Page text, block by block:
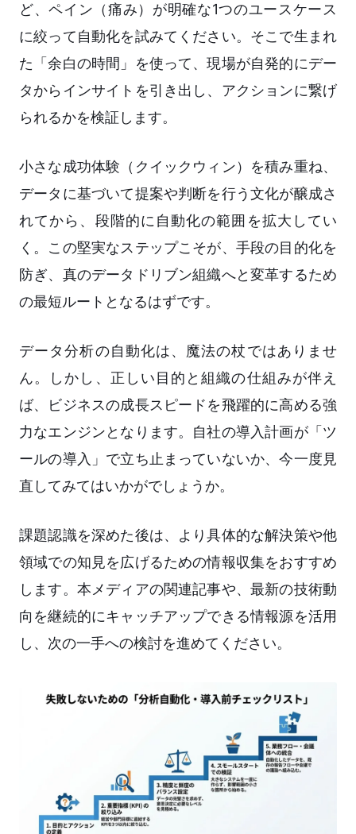
ど、ペイン（痛み）が明確な1つのユースケース
に絞って自動化を試みてください。そこで生まれ
た「余白の時間」を使って、現場が自発的にデー
タからインサイトを引き出し、アクションに繋げ
られるかを検証します。
小さな成功体験（クイックウィン）を積み重ね、
データに基づいて提案や判断を行う文化が醸成さ
れてから、段階的に自動化の範囲を拡大してい
く。この堅実なステップこそが、手段の目的化を
防ぎ、真のデータドリブン組織へと変革するため
の最短ルートとなるはずです。
データ分析の自動化は、魔法の杖ではありませ
ん。しかし、正しい目的と組織の仕組みが伴え
ば、ビジネスの成長スピードを飛躍的に高める強
力なエンジンとなります。自社の導入計画が「ツ
ールの導入」で立ち止まっていないか、今一度見
直してみてはいかがでしょうか。
課題認識を深めた後は、より具体的な解決策や他
領域での知見を広げるための情報収集をおすすめ
します。本メディアの関連記事や、最新の技術動
向を継続的にキャッチアップできる情報源を活用
し、次の一手への検討を進めてください。